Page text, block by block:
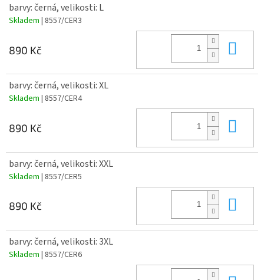
barvy: černá, velikosti: L
Skladem | 8557/CER3
890 Kč
barvy: černá, velikosti: XL
Skladem | 8557/CER4
890 Kč
barvy: černá, velikosti: XXL
Skladem | 8557/CER5
890 Kč
barvy: černá, velikosti: 3XL
Skladem | 8557/CER6